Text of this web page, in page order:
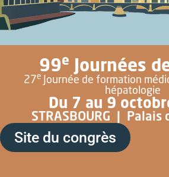
99e Journées
27e Journée de formation
hépatologie
Du 7 au 9
STRASBOURG | Palais
Site du congrès